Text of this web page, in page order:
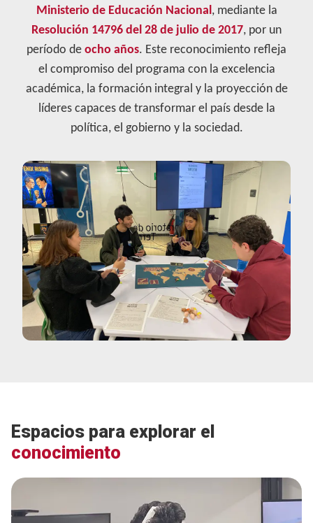
Ministerio de Educación Nacional, mediante la
Resolución 14796 del 28 de julio de 2017, por un
período de ocho años. Este reconocimiento refleja
el compromiso del programa con la excelencia
académica, la formación integral y la proyección de
líderes capaces de transformar el país desde la
política, el gobierno y la sociedad.
Espacios para explorar el
conocimiento